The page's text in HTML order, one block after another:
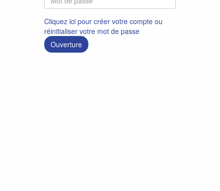
Cliquez ici pour créer votre compte ou
réinitialiser votre mot de passe